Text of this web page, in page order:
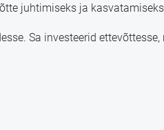
juhtimiseks ja
Sa investeerid